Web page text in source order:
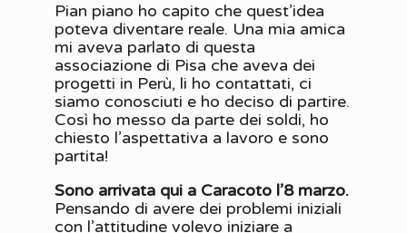
Pian piano ho capito che quest’idea
poteva diventare reale. Una mia amica
mi aveva parlato di questa
associazione di Pisa che aveva dei
progetti in Perù, li ho contattati, ci
siamo conosciuti e ho deciso di partire.
Così ho messo da parte dei soldi, ho
chiesto l’aspettativa a lavoro e sono
partita!
Sono arrivata qui a Caracoto l’8 marzo.
Pensando di avere dei problemi iniziali
con l’attitudine volevo iniziare a